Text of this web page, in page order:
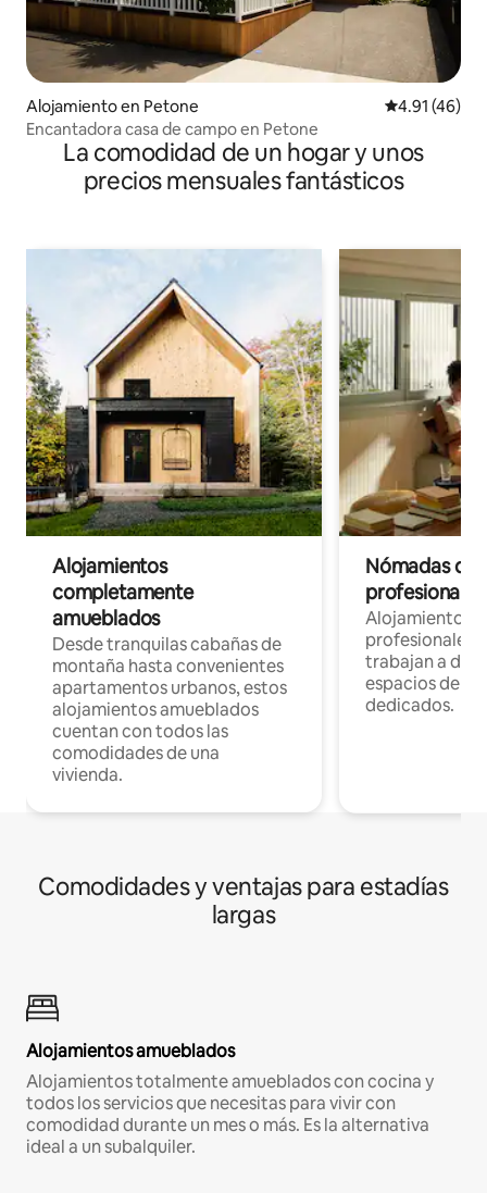
Alojamiento en Petone Calificación
4.91 (46)
Encantadora casa de campo en Petone
La comodidad de un hogar y unos
precios mensuales fantásticos
Alojamientos
completamente
amueblados
Desde tranquilas cabañas de
montaña hasta convenientes
apartamentos urbanos, estos
alojamientos amueblados
cuentan con todos las
comodidades de una
vivienda.
Nómadas
Alojamientos
profesionales
trabajan a
espacios de
dedicados.
Comodidades y ventajas para estadías
largas
Alojamientos amueblados
Alojamientos totalmente amueblados con cocina y
todos los servicios que necesitas para vivir con
comodidad durante un mes o más. Es la alternativa
ideal a un subalquiler.